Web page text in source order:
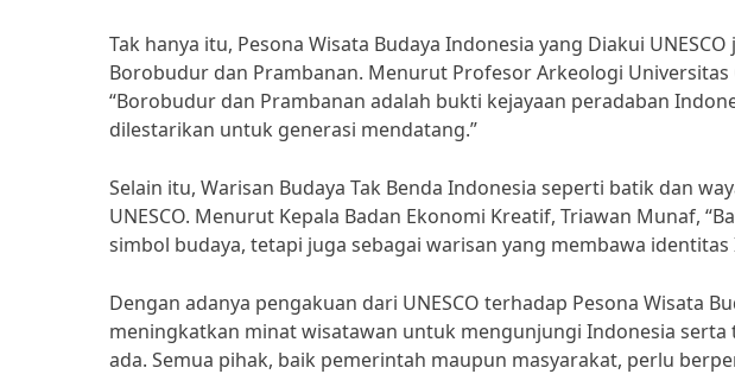
Tak hanya itu, Pesona Wisata Budaya Indonesia yang Diakui
Borobudur dan Prambanan. Menurut Profesor Arkeologi Universitas
“Borobudur dan Prambanan adalah bukti kejayaan peradaban
dilestarikan untuk generasi mendatang.”
Selain itu, Warisan Budaya Tak Benda Indonesia seperti batik dan
UNESCO. Menurut Kepala Badan Ekonomi Kreatif, Triawan Munaf,
simbol budaya, tetapi juga sebagai warisan yang membawa
Dengan adanya pengakuan dari UNESCO terhadap Pesona Wisata
meningkatkan minat wisatawan untuk mengunjungi Indonesia
ada. Semua pihak, baik pemerintah maupun masyarakat, perlu